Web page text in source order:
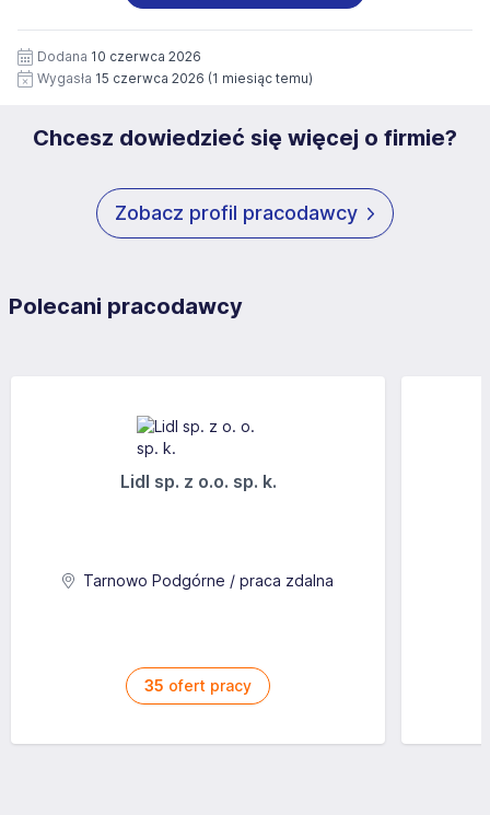
siedziby administratora.
https://www.workprofit.pl/klauzula-informacyjna.html
wizerunku), na potrzeby przyszłych rekrutacji przez okres
12 miesięcy. Zgoda jest dobrowolna i może być w każdym
czasie wycofana.
Dodana 10 czerwca 2026
Wygasła 15 czerwca 2026 (1 miesiąc temu)
Chcesz dowiedzieć się więcej o firmie?
Zobacz profil pracodawcy
Polecani pracodawcy
Lidl sp. z o.o. sp. k.
Tarnowo Podgórne / praca zdalna
35 ofert pracy